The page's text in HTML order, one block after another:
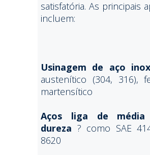
satisfatória. As principais
incluem:
Usinagem de aço
austenítico (304, 316),
martensítico
Aços liga de
dureza ? como SAE
8620